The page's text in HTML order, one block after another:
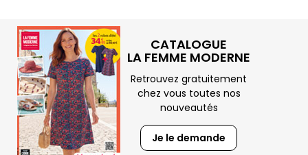
CATALOGUE
LA FEMME MODERNE
Retrouvez gratuitement
chez vous toutes nos
nouveautés
Je le demande